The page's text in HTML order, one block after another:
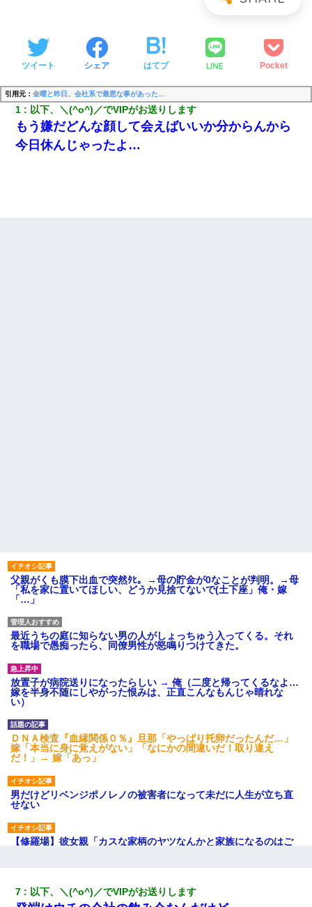
ツイート シェア はてブ LINE Pocket
引用元： 金曜と昨日、会社系で最悪な事があった…
1 以下、＼(^o^)／でVIPがお送りします
もう嫌だどんな顔して会えばいいか分からんから
今日休んじゃったよ…
父親がくも膜下出血で突然ﾀﾋ。→母の貯金が0なことが判明。→母
「私を家に置いてほしい、どうか見捨てないで(土下座」俺・嫁
「…」
最近うちの庭に知らない男の人がしょっちゅう入ってくる。それ
を職場で愚痴ったら、同僚男性が怒鳴りつけてきた。
放置子が病院送りになったらしい → 俺（二度と帰ってくるなよ…
嫁を半身不随にしやがった恨みは、正直こんなもんじゃ晴れな
い）
ＤＮＡ検査『血縁関係０％』旦那「やっぱり托卵だったんだ…」
嫁「本当に身に覚えがない」「なにかの間違いだ！取り違え
だ！」→ 嫁「あっ」
男だけどリベンジポノレノの被害者になって未だに人生が立ち直
せない
【修羅場】彼女親「カスな家柄のヤツなんかと家族になるのはご
｢昨日はお兄ちゃんと一緒にお風呂に入っちゃった～｣とか毎日兄
7 以下、＼(^o^)／でVIPがお送りします